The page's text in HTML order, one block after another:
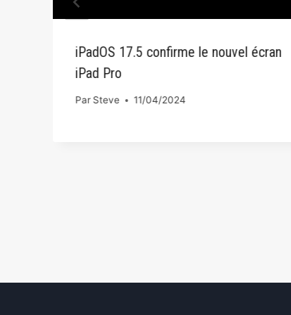
iPadOS 17.5 confirme le nouvel écran
iPad Pro
ParSteve 11/04/2024